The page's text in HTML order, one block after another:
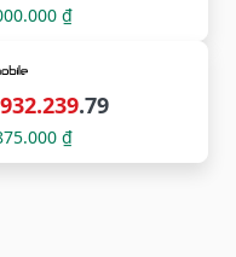
₫
932.239.79
₫